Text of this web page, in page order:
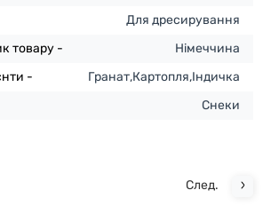
Для дресирування
товару -
Німеччина
-
Гранат,Картопля,Індичка
Снеки
След.